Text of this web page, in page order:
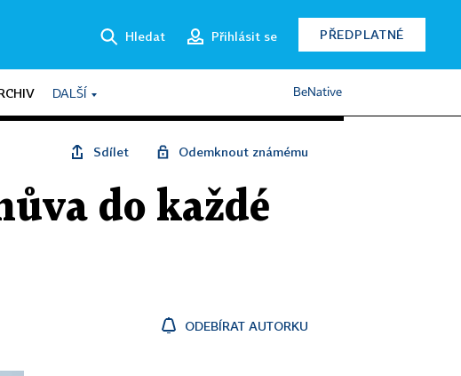
Hledat Přihlásit se PŘEDPLATNÉ
DALŠÍ BeNative
Sdílet Odemknout známému
do každé
ODEBÍRAT AUTORKU